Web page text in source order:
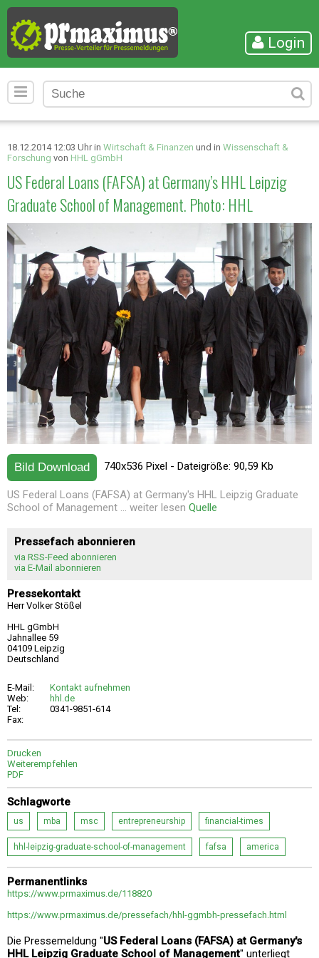
Login
18.12.2014 12:03 Uhr in Wirtschaft & Finanzen und in Wissenschaft &
Forschung von HHL gGmbH
US Federal Loans (FAFSA) at Germany’s HHL Leipzig
Graduate School of Management. Photo: HHL
Bild Download 740x536 Pixel - Dateigröße: 90,59 Kb
US Federal Loans (FAFSA) at Germany's HHL Leipzig Graduate
School of Management ... weiter lesen Quelle
Pressefach abonnieren
via RSS-Feed abonnieren
via E-Mail abonnieren
Pressekontakt
Herr Volker Stößel
HHL gGmbH
Jahnallee 59
04109 Leipzig
Deutschland
E-Mail:
Kontakt aufnehmen
Web:
hhl.de
Tel:
0341-9851-614
Fax:
Drucken
Weiterempfehlen
PDF
Schlagworte
us mba msc entrepreneurship financial-times
hhl-leipzig-graduate-school-of-management fafsa america
Permanentlinks
https://www.prmaximus.de/118820
https://www.prmaximus.de/pressefach/hhl-ggmbh-pressefach.html
Die Pressemeldung "US Federal Loans (FAFSA) at Germany's
HHL Leipzig Graduate School of Management" unterliegt